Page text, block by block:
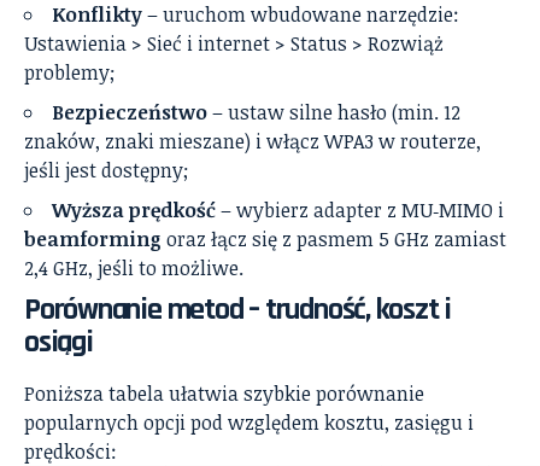
Konflikty– uruchom wbudowane narzędzie:
Ustawienia > Sieć i internet > Status > Rozwiąż
problemy;
Bezpieczeństwo– ustaw silne hasło (min. 12
znaków, znaki mieszane) i włącz WPA3 w routerze,
jeśli jest dostępny;
Wyższa prędkość– wybierz adapter z MU‑MIMO i
beamforming oraz łącz się z pasmem 5 GHz zamiast
2,4 GHz, jeśli to możliwe.
Porównanie metod – trudność, koszt i
osiągi
Poniższa tabela ułatwia szybkie porównanie
popularnych opcji pod względem kosztu, zasięgu i
prędkości: